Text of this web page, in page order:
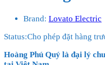
Brand: Lovato Electric
Status:Cho phép đặt hàng
Hoàng Phú Quý là đại lý